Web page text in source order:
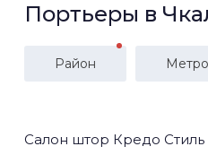
Портьеры в
Район Метро
Салон штор Кредо Стиль